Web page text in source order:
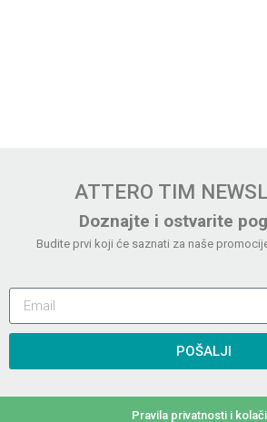
ATTERO TIM
Doznajte i ostvarite
Budite prvi koji će saznati za naše
POŠALJI
Pravila privatnosti i